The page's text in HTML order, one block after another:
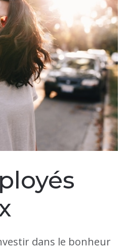
dans le bonheur